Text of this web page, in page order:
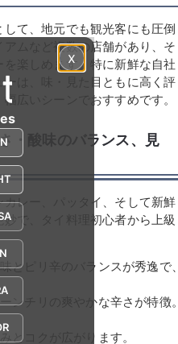
て、地元でも観光客にも圧倒
ムなど複数の店舗があり、そ
楽しめます。特に新鮮な自社
は、味・見た目ともに高く評
広いシーンでおすすめです。
・酸味のバランス、見
レー、パッタイ、そして新鮮
で、タイ料理初心者から上級
とピリ辛のバランスが秀逸で、
ンチリの爽やかな辛さが特徴。
とコクが広がります。
x